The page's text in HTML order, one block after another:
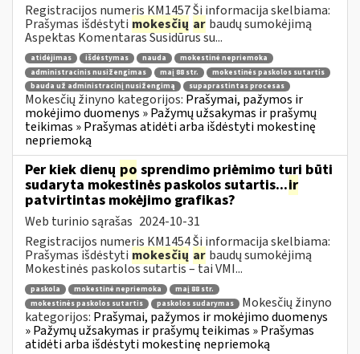
Registracijos numeris KM1457 Ši informacija skelbiama:
Prašymas išdėstyti mokesčių ar baudų sumokėjimą
Aspektas Komentaras Susidūrus su...
atidėjimas išdėstymas nauda
mokestinė nepriemoka
administracinis nusižengimas
maį 88 str.
mokestinės paskolos sutartis
bauda už administracinį nusižengimą
supaprastintas procesas
Mokesčių žinyno kategorijos: Prašymai, pažymos ir
mokėjimo duomenys » Pažymų užsakymas ir prašymų
teikimas » Prašymas atidėti arba išdėstyti mokestinę
nepriemoką
Per kiek dienų po sprendimo priėmimo turi būti
sudaryta mokestinės paskolos sutartis...ir
patvirtintas mokėjimo grafikas?
Web turinio sąrašas 2024-10-31
Registracijos numeris KM1454 Ši informacija skelbiama:
Prašymas išdėstyti mokesčių ar baudų sumokėjimą
Mokestinės paskolos sutartis – tai VMI...
paskola mokestinė nepriemoka
maį 88 str.
mokestinės paskolos sutartis
paskolos sudarymas
Mokesčių žinyno
kategorijos: Prašymai, pažymos ir mokėjimo duomenys
» Pažymų užsakymas ir prašymų teikimas » Prašymas
atidėti arba išdėstyti mokestinę nepriemoką